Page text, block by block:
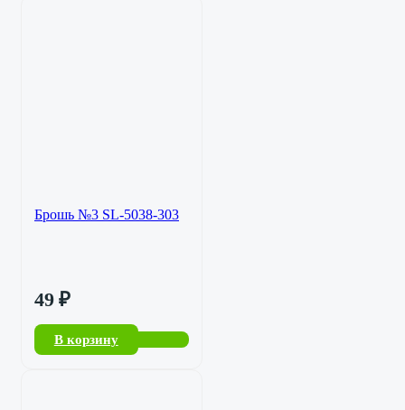
Брошь №3 SL-5038-303
49 ₽
В корзину